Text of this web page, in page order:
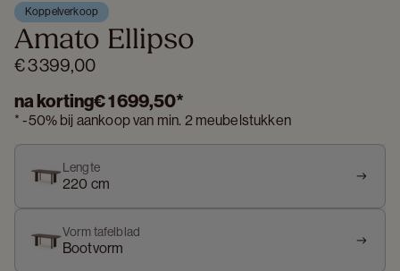
Koppelverkoop
Amato Ellipso
€ 3 399,00
na korting€ 1 699,50*
*-50% bij aankoop van min. 2 meubelstukken
Lengte
220 cm
Vorm tafelblad
Bootvorm